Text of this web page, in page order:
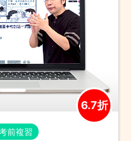
6.7折
前複習